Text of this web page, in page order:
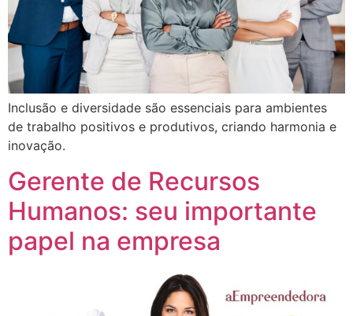
Inclusão e diversidade são essenciais para ambientes
de trabalho positivos e produtivos, criando harmonia e
inovação.
Gerente de Recursos
Humanos: seu importante
papel na empresa